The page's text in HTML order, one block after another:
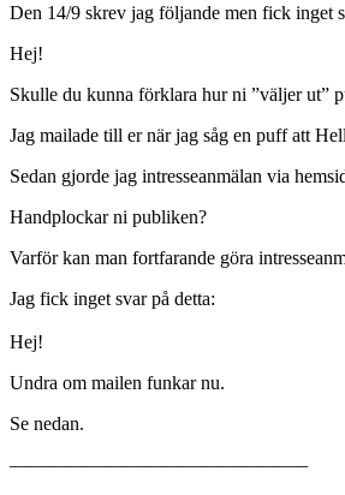
Den 14/9 skrev jag följande men fick inget
Hej!
Skulle du kunna förklara hur ni ”väljer ut”
Jag mailade till er när jag såg en puff att
Sedan gjorde jag intresseanmälan via
Handplockar ni publiken?
Varför kan man fortfarande göra
Jag fick inget svar på detta:
Hej!
Undra om mailen funkar nu.
Se nedan.
———————————————–